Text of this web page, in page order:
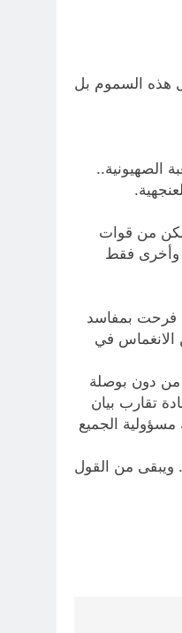
حاضنات تستقبل هذه السموم بل
الصهيونية..
من قوات
وأخرى فقط
فرحت بمفاسد
الانغماس في
من دون بوصلة
تقارب بيان
مسؤولية الجميع
هو أكثر واكبر وأهم.. ويبقى من القول